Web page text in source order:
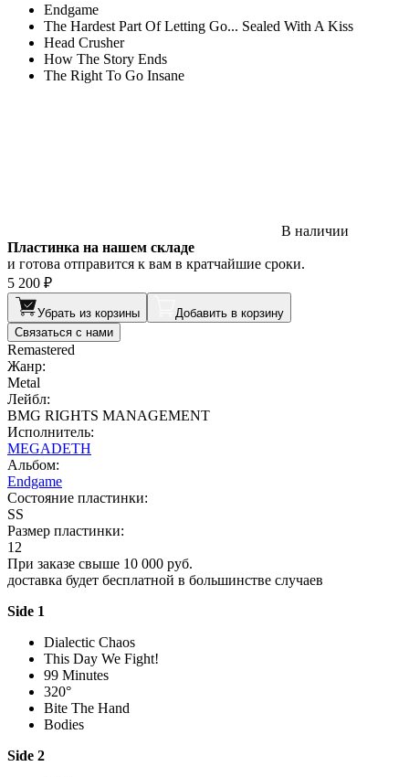
Endgame
The Hardest Part Of Letting Go... Sealed With A Kiss
Head Crusher
How The Story Ends
The Right To Go Insane
В наличии
Пластинка на нашем складе
и готова отправится к вам в кратчайшие сроки.
5 200 ₽
Убрать из корзины
Добавить в корзину
Связаться с нами
Remastered
Жанр:
Metal
Лейбл:
BMG RIGHTS MANAGEMENT
Исполнитель:
MEGADETH
Альбом:
Endgame
Состояние пластинки:
SS
Размер пластинки:
12
При заказе свыше 10 000 руб.
доставка будет бесплатной в большинстве случаев
Side 1
Dialectic Chaos
This Day We Fight!
99 Minutes
320°
Bite The Hand
Bodies
Side 2